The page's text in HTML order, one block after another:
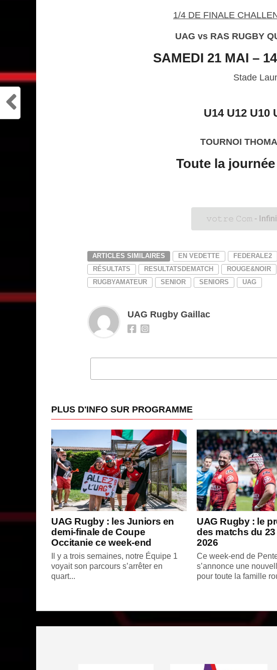
1/4 DE FINALE
UAG vs RAS RUGBY
SAMEDI 21 MAI –
Stade
U14 U12 U10
TOURNOI
Toute la journée
𝚟𝚘𝚝𝚛𝚎 𝙲𝚘𝚖 -
ARTICLES SIMILAIRES EN VEDETTE FEDERALE2
RÉSULTATS
RESULTATSDEMATCH ROUGE&NOIR
RUGBYAMATEUR
SENIOR SENIORS UAG
UAG Rugby Gaillac
PLUS D'INFO SUR PROGRAMME
UAG Rugby : les Juniors en
demi-finale de Coupe
Occitanie ce week-end
Il y a trois semaines, notre Équipe 1
voyait son parcours s’arrêter en
quart...
UAG Rugby : le
des matchs du 23
2026
Ce week-end de
s’annonce une
pour toute la famille